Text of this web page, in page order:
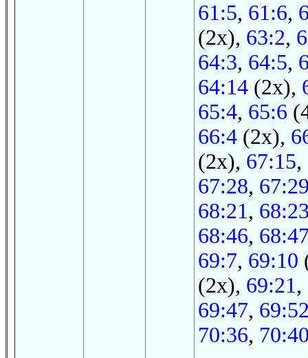
61:5, 61:6,
(2x), 63:2,
64:3, 64:5,
64:14 (2x),
65:4, 65:6
66:4 (2x),
(2x), 67:15,
67:28,
68:21,
68:46,
69:7, 69:10
(2x), 69:21,
69:47,
70:36,